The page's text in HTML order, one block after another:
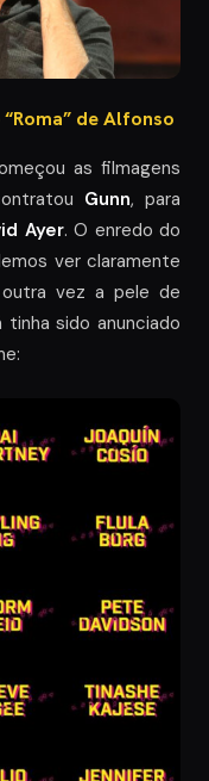
de Alfonso
as filmagens
Gunn, para
Ayer. O enredo do
ver claramente
vez a pele de
sido anunciado